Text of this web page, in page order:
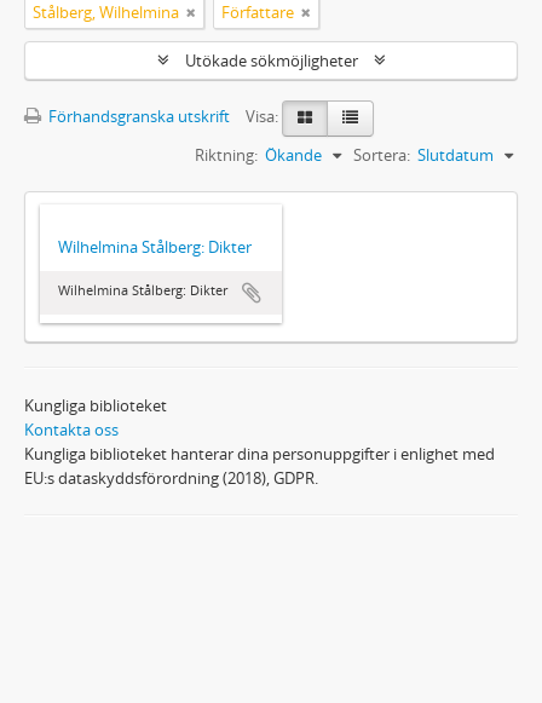
Stålberg, Wilhelmina Författare
Utökade sökmöjligheter
Förhandsgranska utskrift
Visa:
Sortera: Slutdatum
Riktning: Ökande
Wilhelmina Stålberg: Dikter
Wilhelmina Stålberg: Dikter
Kungliga biblioteket
Kontakta oss
Kungliga biblioteket hanterar dina personuppgifter i enlighet med
EU:s dataskyddsförordning (2018), GDPR.